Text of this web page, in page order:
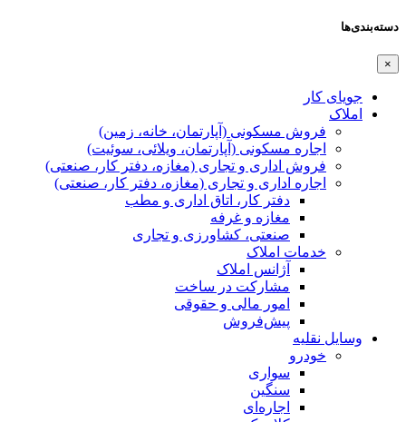
دسته‌بندی‌ها
×
جویای کار
املاک
فروش مسکونی (آپارتمان، خانه، زمین)
اجاره مسکونی (آپارتمان، ویلائی، سوئیت)
فروش اداری و تجاری (مغازه، دفتر کار، صنعتی)
اجاره اداری و تجاری (مغازه، دفتر کار، صنعتی)
دفتر کار، اتاق اداری و مطب
مغازه و غرفه
صنعتی،‌ کشاورزی و تجاری
خدمات املاک
آژانس املاک
مشارکت در ساخت
امور مالی و حقوقی
پیش‌فروش
وسایل نقلیه
خودرو
سواری
سنگین
اجاره‌ای